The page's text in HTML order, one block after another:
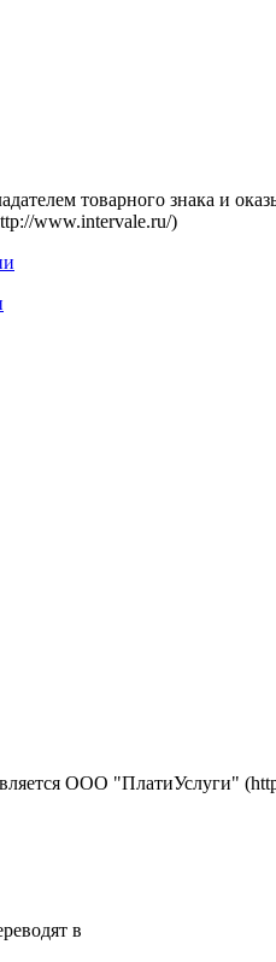
товарного знака и
www.intervale.ru/)
ООО "ПлатиУслуги"
в